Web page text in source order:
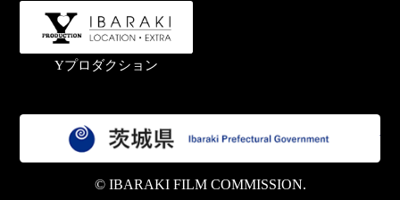
Yプロダクション
© IBARAKI FILM COMMISSION.